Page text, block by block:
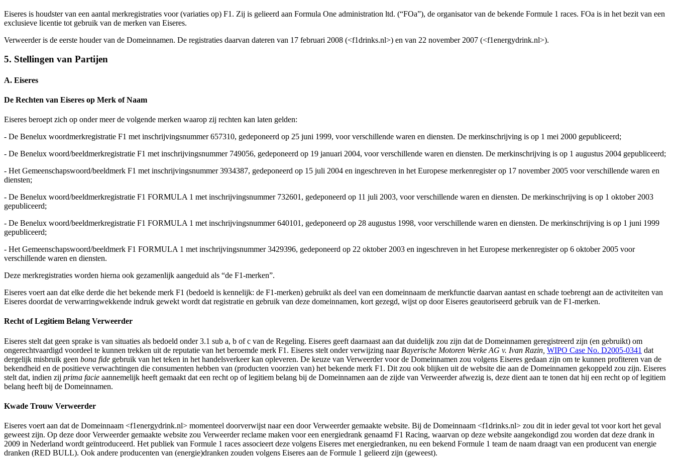
Eiseres is houdster van een aantal merkregistraties voor (variaties op) F1. Zij is gelieerd aan Formula One administration ltd. (“FOa”), de organisator van de bekende Formule 1 races. FOa is in het bezit van een
exclusieve licentie tot gebruik van de merken van Eiseres.
Verweerder is de eerste houder van de Domeinnamen. De registraties daarvan dateren van 17 februari 2008 (<f1drinks.nl>) en van 22 november 2007 (<f1energydrink.nl>).
5. Stellingen van Partijen
A. Eiseres
De Rechten van Eiseres op Merk of Naam
Eiseres beroept zich op onder meer de volgende merken waarop zij rechten kan laten gelden:
- De Benelux woordmerkregistratie F1 met inschrijvingsnummer 657310, gedeponeerd op 25 juni 1999, voor verschillende waren en diensten. De merkinschrijving is op 1 mei 2000 gepubliceerd;
- De Benelux woord/beeldmerkregistratie F1 met inschrijvingsnummer 749056, gedeponeerd op 19 januari 2004, voor verschillende waren en diensten. De merkinschrijving is op 1 augustus 2004 gepubliceerd;
- Het Gemeenschapswoord/beeldmerk F1 met inschrijvingsnummer 3934387, gedeponeerd op 15 juli 2004 en ingeschreven in het Europese merkenregister op 17 november 2005 voor verschillende waren en
diensten;
- De Benelux woord/beeldmerkregistratie F1 FORMULA 1 met inschrijvingsnummer 732601, gedeponeerd op 11 juli 2003, voor verschillende waren en diensten. De merkinschrijving is op 1 oktober 2003
gepubliceerd;
- De Benelux woord/beeldmerkregistratie F1 FORMULA 1 met inschrijvingsnummer 640101, gedeponeerd op 28 augustus 1998, voor verschillende waren en diensten. De merkinschrijving is op 1 juni 1999
gepubliceerd;
- Het Gemeenschapswoord/beeldmerk F1 FORMULA 1 met inschrijvingsnummer 3429396, gedeponeerd op 22 oktober 2003 en ingeschreven in het Europese merkenregister op 6 oktober 2005 voor
verschillende waren en diensten.
Deze merkregistraties worden hierna ook gezamenlijk aangeduid als “de F1-merken”.
Eiseres voert aan dat elke derde die het bekende merk F1 (bedoeld is kennelijk: de F1-merken) gebruikt als deel van een domeinnaam de merkfunctie daarvan aantast en schade toebrengt aan de activiteiten van
Eiseres doordat de verwarringwekkende indruk gewekt wordt dat registratie en gebruik van deze domeinnamen, kort gezegd, wijst op door Eiseres geautoriseerd gebruik van de F1-merken.
Recht of Legitiem Belang Verweerder
Eiseres stelt dat geen sprake is van situaties als bedoeld onder 3.1 sub a, b of c van de Regeling. Eiseres geeft daarnaast aan dat duidelijk zou zijn dat de Domeinnamen geregistreerd zijn (en gebruikt) om
ongerechtvaardigd voordeel te kunnen trekken uit de reputatie van het beroemde merk F1. Eiseres stelt onder verwijzing naar Bayerische Motoren Werke AG v. Ivan Razin, WIPO Case No. D2005-0341 dat
dergelijk misbruik geen bona fide gebruik van het teken in het handelsverkeer kan opleveren. De keuze van Verweerder voor de Domeinnamen zou volgens Eiseres gedaan zijn om te kunnen profiteren van de
bekendheid en de positieve verwachtingen die consumenten hebben van (producten voorzien van) het bekende merk F1. Dit zou ook blijken uit de website die aan de Domeinnamen gekoppeld zou zijn. Eiseres
stelt dat, indien zij prima facie aannemelijk heeft gemaakt dat een recht op of legitiem belang bij de Domeinnamen aan de zijde van Verweerder afwezig is, deze dient aan te tonen dat hij een recht op of legitiem
belang heeft bij de Domeinnamen.
Kwade Trouw Verweerder
Eiseres voert aan dat de Domeinnaam <f1energydrink.nl> momenteel doorverwijst naar een door Verweerder gemaakte website. Bij de Domeinnaam <f1drinks.nl> zou dit in ieder geval tot voor kort het geval
geweest zijn. Op deze door Verweerder gemaakte website zou Verweerder reclame maken voor een energiedrank genaamd F1 Racing, waarvan op deze website aangekondigd zou worden dat deze drank in
2009 in Nederland wordt geïntroduceerd. Het publiek van Formule 1 races associeert deze volgens Eiseres met energiedranken, nu een bekend Formule 1 team de naam draagt van een producent van energie
dranken (RED BULL). Ook andere producenten van (energie)dranken zouden volgens Eiseres aan de Formule 1 gelieerd zijn (geweest).